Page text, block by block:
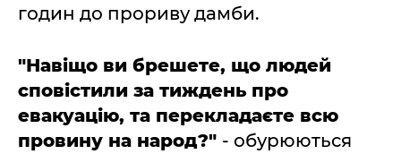
годин до прориву дамби.
"Навіщо ви брешете, що людей
сповістили за тиждень про
евакуацію, та перекладаєте всю
провину на народ?" - обурюються